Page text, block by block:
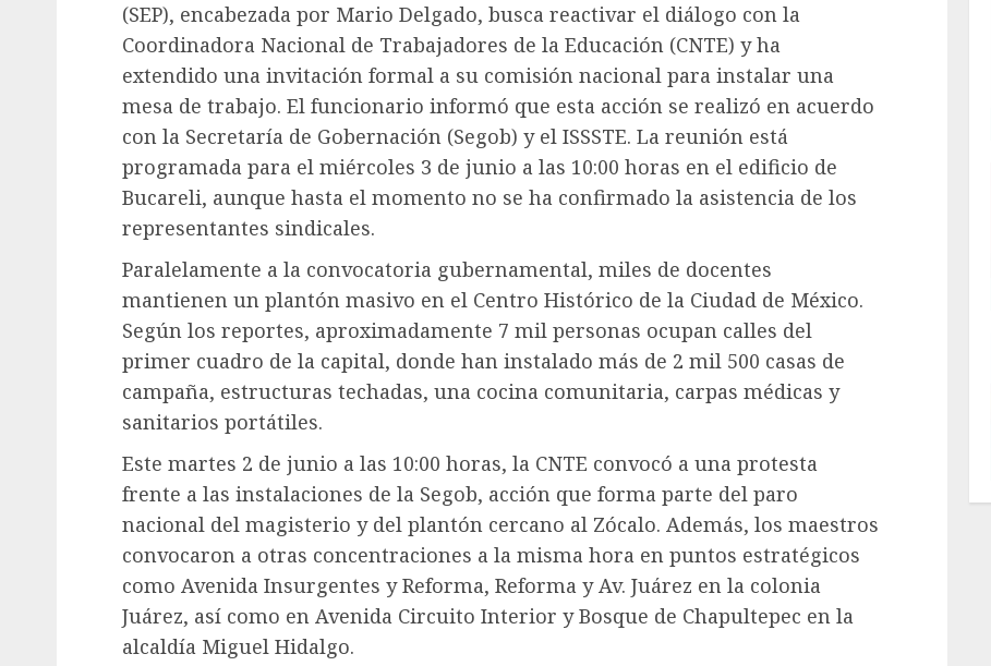
(SEP), encabezada por Mario Delgado, busca reactivar el diálogo con la
Coordinadora Nacional de Trabajadores de la Educación (CNTE) y ha
extendido una invitación formal a su comisión nacional para instalar una
mesa de trabajo. El funcionario informó que esta acción se realizó en acuerdo
con la Secretaría de Gobernación (Segob) y el ISSSTE. La reunión está
programada para el miércoles 3 de junio a las 10:00 horas en el edificio de
Bucareli, aunque hasta el momento no se ha confirmado la asistencia de los
representantes sindicales.
Paralelamente a la convocatoria gubernamental, miles de docentes
mantienen un plantón masivo en el Centro Histórico de la Ciudad de México.
Según los reportes, aproximadamente 7 mil personas ocupan calles del
primer cuadro de la capital, donde han instalado más de 2 mil 500 casas de
campaña, estructuras techadas, una cocina comunitaria, carpas médicas y
sanitarios portátiles.
Este martes 2 de junio a las 10:00 horas, la CNTE convocó a una protesta
frente a las instalaciones de la Segob, acción que forma parte del paro
nacional del magisterio y del plantón cercano al Zócalo. Además, los maestros
convocaron a otras concentraciones a la misma hora en puntos estratégicos
como Avenida Insurgentes y Reforma, Reforma y Av. Juárez en la colonia
Juárez, así como en Avenida Circuito Interior y Bosque de Chapultepec en la
alcaldía Miguel Hidalgo.